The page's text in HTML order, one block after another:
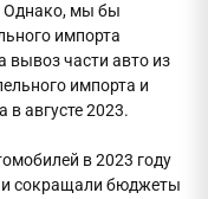
Однако, мы бы
импорта
вывоз части авто из
импорта и
в августе 2023.
в 2023 году
и сокращали бюджеты